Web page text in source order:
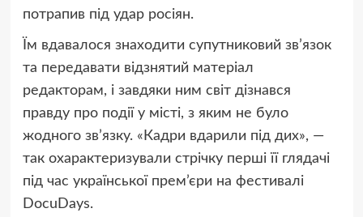
потрапив під удар росіян.
Їм вдавалося знаходити супутниковий зв’язок
та передавати відзнятий матеріал
редакторам, і завдяки ним світ дізнався
правду про події у місті, з яким не було
жодного зв’язку. «Кадри вдарили під дих», —
так охарактеризували стрічку перші її глядачі
під час української прем’єри на фестивалі
DocuDays.